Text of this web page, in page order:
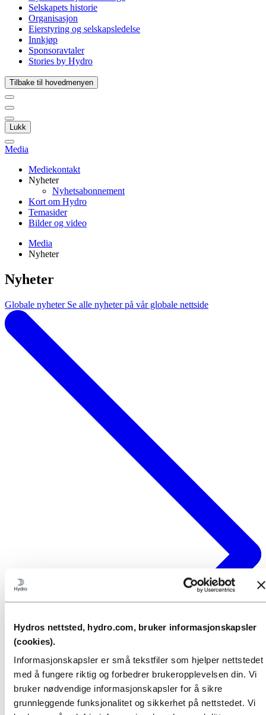
Hydros nettsted, hydro.com, bruker informasjonskapsler
(cookies).
Informasjonskapsler er små tekstfiler som hjelper nettstedet
med å fungere riktig og forbedrer brukeropplevelsen din. Vi
bruker nødvendige informasjonskapsler for å sikre
grunnleggende funksjonalitet og sikkerhet på nettstedet. Vi
Selskapets historie
Organisasjon
Eierstyring og selskapsledelse
Innkjøp
Sponsoravtaler
Stories by Hydro
Tilbake til hovedmenyen
Lukk
Media
Mediekontakt
Nyheter
Nyhetsabonnement
Kort om Hydro
Temasider
Bilder og video
Media
Nyheter
Nyheter
Globale nyheter Se alle nyheter på vår globale nettside